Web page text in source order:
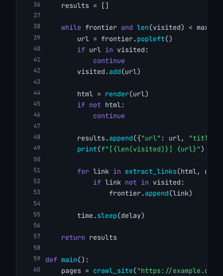
    results = []
while frontier and len(visited) <
        url = frontier.
popleft()
if url in visited:
continue
        visited.
add(url)
        html =
render(url)
if not html:
continue
        results.
append({"url" : url, "title"
print(f"[{len(visited)}] {url}")
for link in extract_links(html, url,
if link not in visited:
                frontier.
append(link)
        time.
sleep(delay)
return results
def main():
    pages =
crawl_site("https://example.com/